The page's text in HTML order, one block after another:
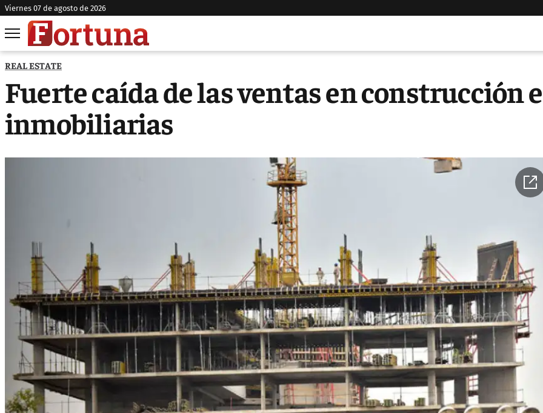
viernes 07 de agosto de 2026
REAL ESTATE
Fuerte caída de las ventas en construcción e
inmobiliarias